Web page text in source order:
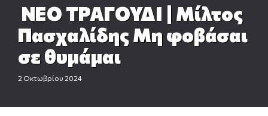
ΝΕΟ ΤΡΑΓΟΥΔΙ | Μίλτος
Πασχαλίδης Μη φοβάσαι
σε θυμάμαι
2 Οκτωβρίου 2024